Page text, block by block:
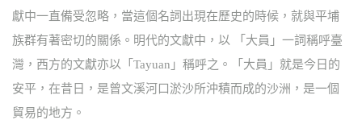
獻中一直備受忽略，當這個名詞出現在歷史的時候，就與平埔
族群有著密切的關係。明代的文獻中，以 「大員」一詞稱呼臺
灣，西方的文獻亦以「Tayuan」稱呼之。「大員」就是今日的
安平，在昔日，是曾文溪河口淤沙所沖積而成的沙洲，是一個
貿易的地方。